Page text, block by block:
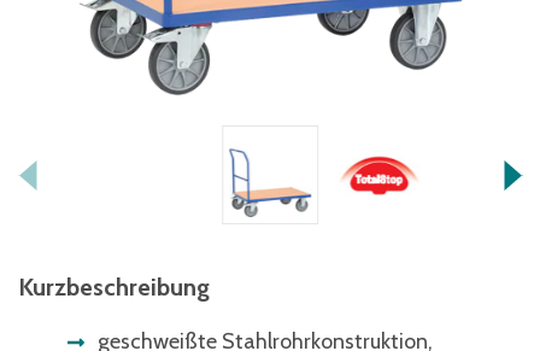
Kurzbeschreibung
geschweißte Stahlrohrkonstruktion,